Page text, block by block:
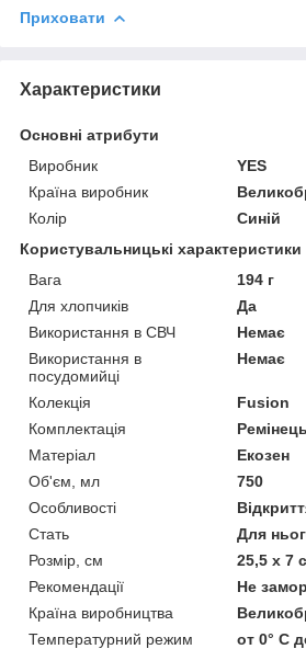
Приховати
Характеристики
Основні атрибути
Виробник
YES
Країна виробник
Колір
Синій
Користувальницькі характеристики
Вага
194 г
Для хлопчиків
Да
Використання в СВЧ
Немає
Використання в
посудомийці
Немає
Колекція
Fusion
Комплектація
Матеріал
Екозен
Об'єм, мл
750
Особливості
Стать
Для
Розмір, см
25,5 х 7
Рекомендації
Не
Країна виробництва
Температурний режим
от 0° С